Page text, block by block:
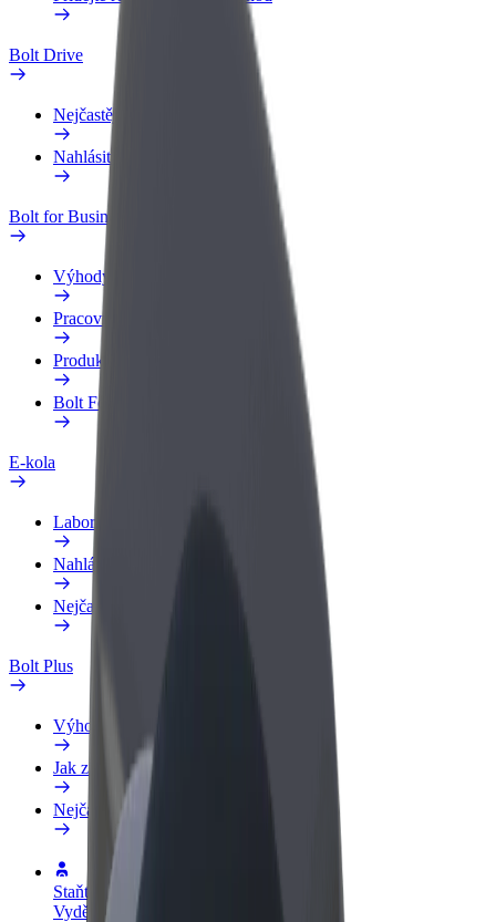
Bolt Drive
Nejčastější otázky
Nahlásit vozidlo
Bolt for Business
Výhody
Pracovní profil
Produkty
Bolt Food pro Business
E-kola
Laboratoř bezpečnosti
Nahlásit problém
Nejčastější otázky
Bolt Plus
Výhody
Jak získat členství
Nejčastější otázky
Staňte se řidičem
Vydělávejte podle sebe